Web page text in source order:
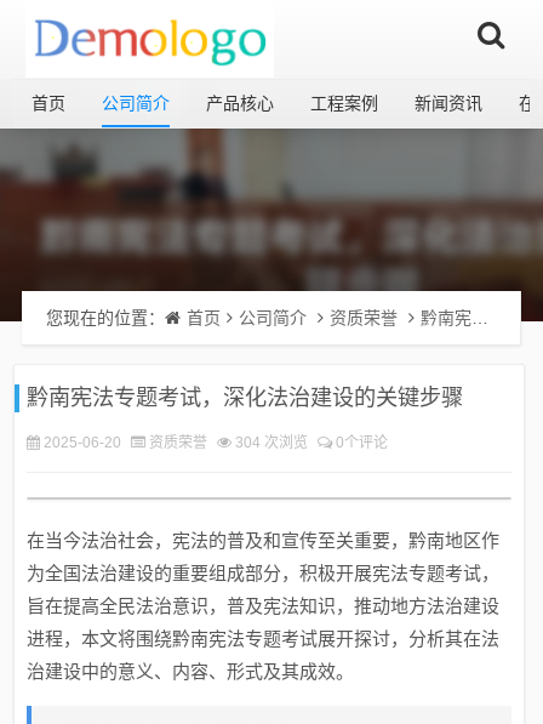
首页 公司简介 产品核心 工程案例 新闻资讯 在
您现在的位置： 首页 公司简介 资质荣誉 黔南宪法专题考试，深化法治建设的关键步骤
黔南宪法专题考试，深化法治建设的关键步骤
2025-06-20 资质荣誉 304 次浏览 0个评论
在当今法治社会，宪法的普及和宣传至关重要，黔南地区作
为全国法治建设的重要组成部分，积极开展宪法专题考试，
旨在提高全民法治意识，普及宪法知识，推动地方法治建设
进程，本文将围绕黔南宪法专题考试展开探讨，分析其在法
治建设中的意义、内容、形式及其成效。